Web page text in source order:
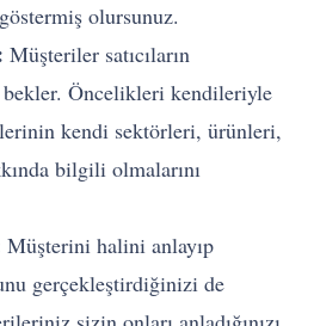
olursunuz.
Müşteriler satıcıların
bekler. Öncelikleri kendileriyle
kendi sektörleri, ürünleri,
bilgili olmalarını
Müşterini halini anlayıp
gerçekleştirdiğinizi de